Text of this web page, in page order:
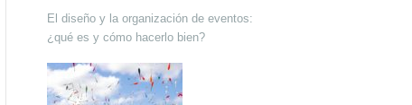
El diseño y la organización de eventos:
¿qué es y cómo hacerlo bien?